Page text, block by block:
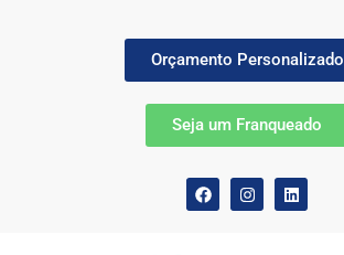
Orçamento Personalizado
Seja um Franqueado